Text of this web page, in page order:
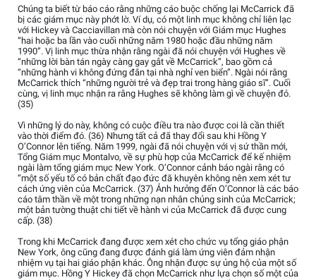
Chúng ta biết từ báo cáo rằng những cáo buộc chống lại McCarrick đã
bị các giám mục này phớt lờ. Ví dụ, có một linh mục không chỉ liên lạc
với Hickey và Cacciavillan mà còn nói chuyện với Giám mục Hughes
“hai hoặc ba lần vào cuối những năm 1980 hoặc đầu những năm
1990”. Vị linh mục thừa nhận rằng ngài đã nói chuyện với Hughes về
“những lời bàn tán ngày càng gay gắt về McCarrick”, bao gồm cả
“những hành vi không đứng đắn tại nhà nghỉ ven biển”. Ngài nói rằng
McCarrick thích “những người trẻ và đẹp trai trong hàng giáo sĩ”. Cuối
cùng, vị linh mục nhận ra rằng Hughes sẽ không làm gì về chuyện đó.
(35)
Vì những lý do này, không có cuộc điều tra nào được coi là cần thiết
vào thời điểm đó. (36) Nhưng tất cả đã thay đổi sau khi Hồng Y
O’Connor lên tiếng. Năm 1999, ngài đã nói chuyện với vị sứ thần mới,
Tổng Giám mục Montalvo, về sự phù hợp của McCarrick để kế nhiệm
ngài làm tổng giám mục New York. O’Connor cảnh báo ngài rằng có
“một số yếu tố có bản chất đạo đức đã khuyên không nên xem xét tư
cách ứng viên của McCarrick. (37) Ảnh hưởng đến O’Connor là các báo
cáo tâm thần về một trong những nạn nhân chủng sinh của McCarrick;
một bản tường thuật chi tiết về hành vi của McCarrick đã được cung
cấp. (38)
Trong khi McCarrick đang được xem xét cho chức vụ tổng giáo phận
New York, ông cũng đang được đánh giá làm ứng viên đảm nhận
nhiệm vụ tại hai giáo phận khác. Ông nhận được sự ủng hộ của một số
giám mục. Hồng Y Hickey đã chọn McCarrick như lựa chọn số một của